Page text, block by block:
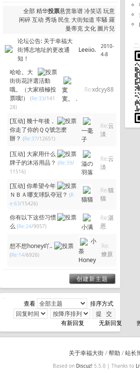
全部精华投票悬赏靠谱冷笑话玩意
闲碎互动 秀场 民生 大街知道 牢騷 羅
曼蒂克文化 圖片兒
论坛公告: 关于幸福大
街博志地址的更改通
知！
Leeiio.
2010-
4-8
哈哈。大
街街花評選活動
哦。（大家積極投
票哦!）
(Re:33/141
28)
寞
寞。．
Re:xdcyy88
[互动] 幾十年後，
你走了你的ＱＱ號怎麽
辦？ (Re:37/12651)
一毫
子
Re:云
淡
[互动] 大家用什么
牌子的沐浴用品？ (Re:39/
11516)
溢の
羽落
Re:云
淡
[互动] 你希望今年
ＮＢＡ哪支球队夺冠？ (R
e:63/15426) 猫猫
Re:猫
猫
你有以下这些习惯
么 (Re:24/9057) 小满
Re:湛
恩
想不想honey吖..
(Re:14/6926)
小
荼
Honey
Re:
燎原
创建新主题
查看 排序方式
有新回复 无新回复
关于幸福大街/帮助 /站长
Based on Discuz! 5.5.0 | Thanks to